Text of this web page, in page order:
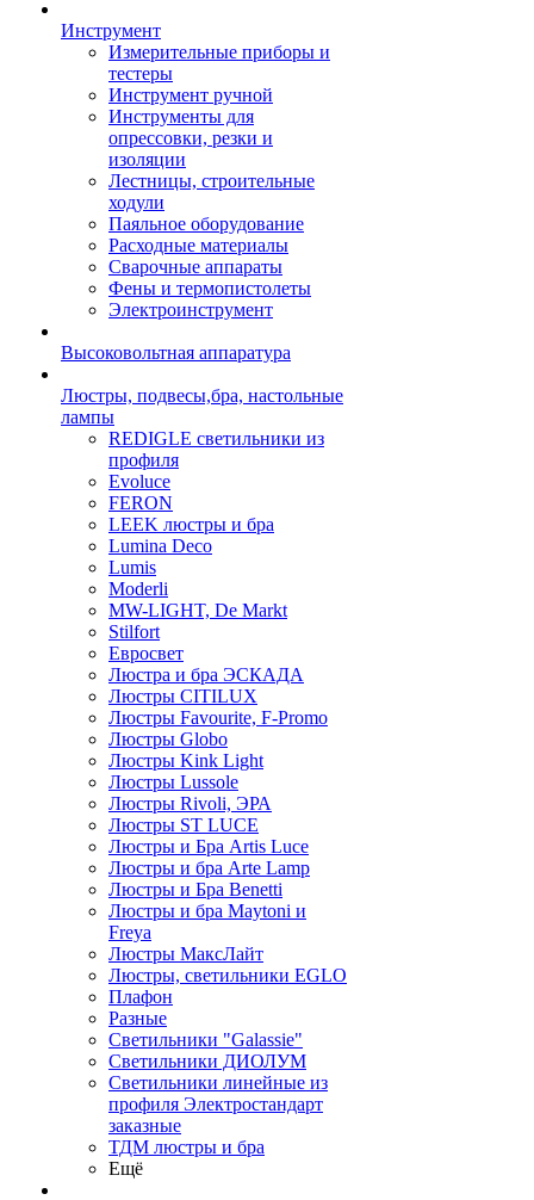
Инструмент
Измерительные приборы и
тестеры
Инструмент ручной
Инструменты для
опрессовки, резки и
изоляции
Лестницы, строительные
ходули
Паяльное оборудование
Расходные материалы
Сварочные аппараты
Фены и термопистолеты
Электроинструмент
Высоковольтная аппаратура
Люстры, подвесы,бра, настольные
лампы
REDIGLE светильники из
профиля
Evoluce
FERON
LEEK люстры и бра
Lumina Deco
Lumis
Moderli
MW-LIGHT, De Markt
Stilfort
Евросвет
Люстра и бра ЭСКАДА
Люстры CITILUX
Люстры Favourite, F-Promo
Люстры Globo
Люстры Kink Light
Люстры Lussole
Люстры Rivoli, ЭРА
Люстры ST LUCE
Люстры и Бра Artis Luce
Люстры и бра Arte Lamp
Люстры и Бра Benetti
Люстры и бра Maytoni и
Freya
Люстры МаксЛайт
Люстры, светильники EGLO
Плафон
Разные
Светильники "Galassie"
Светильники ДИОЛУМ
Светильники линейные из
профиля Электростандарт
заказные
ТДМ люстры и бра
Ещё